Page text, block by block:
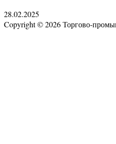
28.02.2025
Copyright © 2026 Торгово-